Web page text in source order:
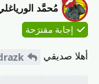
مُحمَّد
إجابة مقترَحة
أهلا صديقي